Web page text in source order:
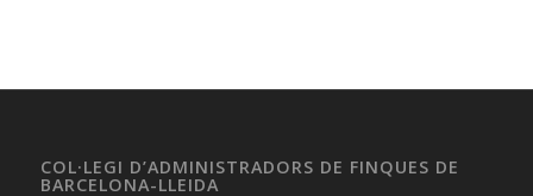
COL·LEGI D’ADMINISTRADORS DE FINQUES DE
BARCELONA-LLEIDA